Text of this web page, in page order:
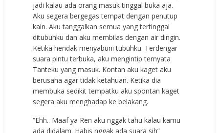
jadi kalau ada orang masuk tinggal buka aja.
Aku segera bergegas tempat dengan penutup
kain. Aku tanggalkan semua yang tertinggal
ditubuhku dan aku membilas dengan air dingin.
Ketika hendak menyabuni tubuhku. Terdengar
suara pintu terbuka, aku mengintip ternyata
Tanteku yang masuk. Kontan aku kaget aku
berusaha agar tidak ketahuan. Ketika dia
membuka sedikit tempatku aku spontan kaget
segera aku menghadap ke belakang.
“Ehh.. Maaf ya Ren aku nggak tahu kalau kamu
ada didalam. Habis nggak ada suara sih”